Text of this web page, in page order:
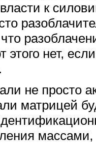
к
этого нет,
не просто
матрицей
массами,